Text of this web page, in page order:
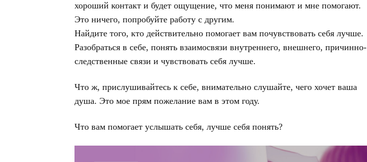
хороший контакт и будет ощущение, что меня понимают и мне помогают.
Это ничего, попробуйте работу с другим.
Найдите того, кто действительно помогает вам почувствовать себя лучше.
Разобраться в себе, понять взаимосвязи внутреннего, внешнего, причинно-
следственные связи и чувствовать себя лучше.
Что ж, прислушивайтесь к себе, внимательно слушайте, чего хочет ваша
душа. Это мое прям пожелание вам в этом году.
Что вам помогает услышать себя, лучше себя понять?